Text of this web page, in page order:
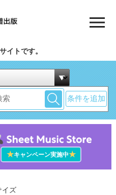
イトです。
条件を追加
★キャンペーン実施中★
イズ